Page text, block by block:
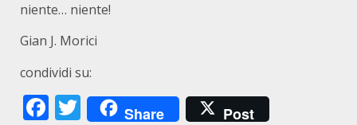
niente… niente!
Gian J. Morici
condividi su:
Facebook
Twitter
Share Post